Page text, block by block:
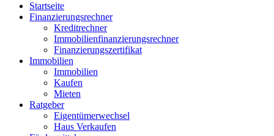
Startseite
Finanzierungsrechner
Kreditrechner
Immobilienfinanzierungsrechner
Finanzierungszertifikat
Immobilien
Immobilien
Kaufen
Mieten
Ratgeber
Eigentümerwechsel
Haus Verkaufen